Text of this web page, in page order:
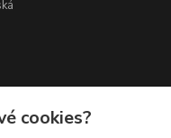
cookies?